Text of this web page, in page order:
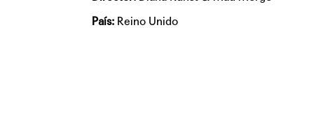
País:Reino Unido